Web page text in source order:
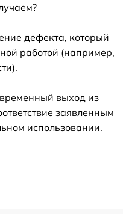
дефекта, который
работой (например,
выход из
заявленным
использовании.